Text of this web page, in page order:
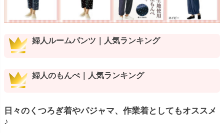
婦人ルームパンツ｜人気ランキング
婦人のもんぺ｜人気ランキング
日々のくつろぎ着やパジャマ、作業着としてもオススメ
♪